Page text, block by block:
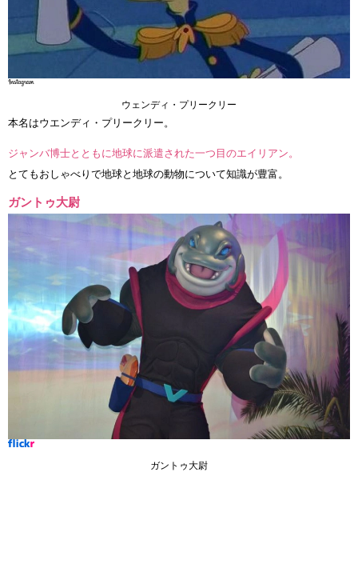
ウェンディ・プリークリー
本名はウエンディ・プリークリー。
ジャンバ博士とともに地球に派遣された一つ目のエイリアン。
とてもおしゃべりで地球と地球の動物について知識が豊富。
ガントゥ大尉
ガントゥ大尉